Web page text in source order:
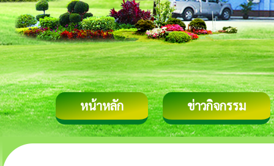
หน้าหลัก ข่าวกิจกรรม